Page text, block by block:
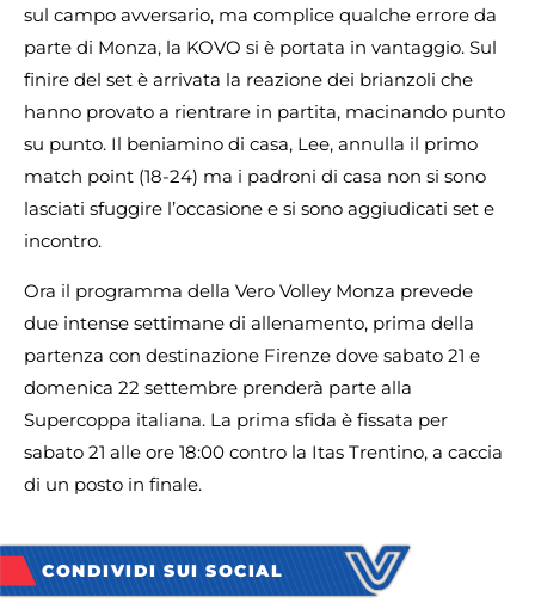
sul campo avversario, ma complice qualche errore da
parte di Monza, la KOVO si è portata in vantaggio. Sul
finire del set è arrivata la reazione dei brianzoli che
hanno provato a rientrare in partita, macinando punto
su punto. Il beniamino di casa, Lee, annulla il primo
match point (18-24) ma i padroni di casa non si sono
lasciati sfuggire l’occasione e si sono aggiudicati set e
incontro.
Ora il programma della Vero Volley Monza prevede
due intense settimane di allenamento, prima della
partenza con destinazione Firenze dove sabato 21 e
domenica 22 settembre prenderà parte alla
Supercoppa italiana. La prima sfida è fissata per
sabato 21 alle ore 18:00 contro la Itas Trentino, a caccia
di un posto in finale.
CONDIVIDI SUI SOCIAL